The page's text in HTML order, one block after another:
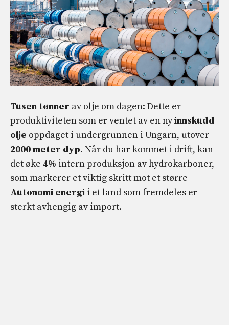
Tusen tønner av olje om dagen: Dette er
produktiviteten som er ventet av en nyinnskudd
olje oppdaget i undergrunnen i Ungarn, utover
2000 meter dyp. Når du har kommet i drift, kan
det øke 4% intern produksjon av hydrokarboner,
som markerer et viktig skritt mot et større
Autonomi energi i et land som fremdeles er
sterkt avhengig av import.